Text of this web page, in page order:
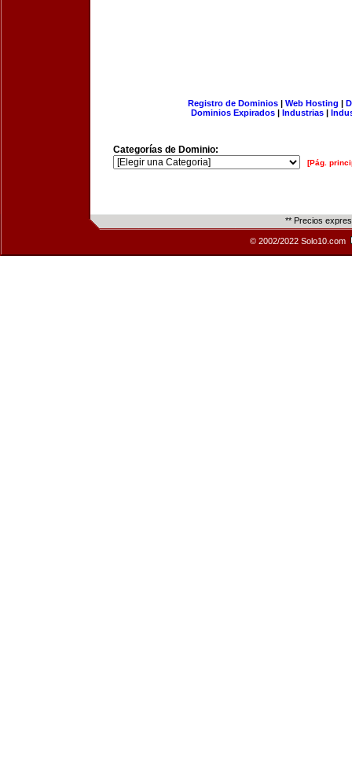
Registro de Dominios| Web Hosting |
Dominios Expirados | Industrias |
Categorías de Dominio:
[Pág.
** Precios
© 2002/2022 Solo10.com